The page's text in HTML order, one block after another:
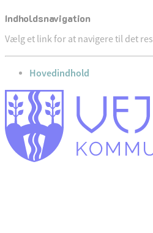
Indholdsnavigation
Vælg et link for at navigere til det
gå til
Hovedindhold